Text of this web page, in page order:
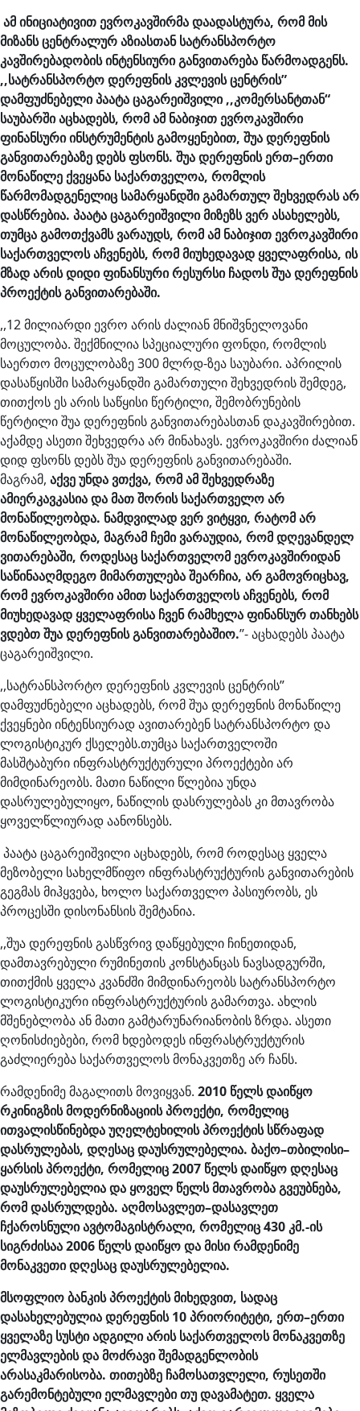
ამინიციატივითევროკავშირმადაადასტურა, რომმის
მიზანსცენტრალურაზიასთან სატრანსპორტო
კავშირებადობისინტენსიურიგანვითარება წარმოადგენს.
,,სატრანსპორტოდერეფნისკვლევისცენტრის”
დამფუძნებელიპაატაცაგარეიშვილი,,კომერსანტთან“
საუბარშიაცხადებს, რომამ ნაბიჯითევროკავშირი
ფინანსურიინსტრუმენტისგამოყენებით, შუადერეფნის
განვითარებაზედებსფსონს. შუადერეფნისერთ–ერთი
მონაწილექვეყანა საქართველოა, რომლის
წარმომადგენელიც სამარყანდშიგამართულშეხვედრასარ
დასწრებია. პაატაცაგარეიშვილიმიზეზსვერასახელებს,
თუმცაგამოთქვამსვარაუდს, რომამ ნაბიჯითევროკავშირი
საქართველოსაჩვენებს, რომმიუხედავადყველაფრისა, ის
მზადარისდიდიფინანსურირესურსი ჩადოსშუადერეფნის
პროექტისგანვითარებაში.
,,12 მილიარდი ევრო არის ძალიან მნიშვნელოვანი
მოცულობა. შექმნილია სპეციალური ფონდი, რომლის
საერთო მოცულობაზე 300 მლრდ-ზეა საუბარი. აპრილის
დასაწყისში სამარყანდში გამართული შეხვედრის შემდეგ,
თითქოს ეს არის საწყისი წერტილი, შემობრუნების
წერტილი შუა დერეფნის განვითარებასთან დაკავშირებით.
აქამდე ასეთი შეხვედრა არ მინახავს. ევროკავშირი ძალიან
დიდ ფსონს დებს შუა დერეფნის განვითარებაში.
მაგრამ, აქვეუნდავთქვა, რომამშეხვედრაზე
ამიერკავკასიადამათშორის საქართველოარ
მონაწილეობდა. ნამდვილადვერვიტყვი, რატომარ
მონაწილეობდა, მაგრამ ჩემივარაუდია, რომდღევანდელ
ვითარებაში, როდესაც საქართველომევროკავშირიდან
საწინააღმდეგომიმართულებაშეარჩია, არგამოვრიცხავ,
რომევროკავშირიამით საქართველოსაჩვენებს, რომ
მიუხედავადყველაფრისა ჩვენრამხელაფინანსურთანხებს
ვდებთშუადერეფნისგანვითარებაშიო.’’- აცხადებს პაატა
ცაგარეიშვილი.
,,სატრანსპორტო დერეფნის კვლევის ცენტრის”
დამფუძნებელი აცხადებს, რომ შუა დერეფნის მონაწილე
ქვეყნები ინტენსიურად ავითარებენ სატრანსპორტო და
ლოგისტიკურ ქსელებს.თუმცა საქართველოში
მასშტაბური ინფრასტრუქტურული პროექტები არ
მიმდინარეობს. მათი ნაწილი წლებია უნდა
დასრულებულიყო, ნაწილის დასრულებას კი მთავრობა
ყოველწლიურად აანონსებს.
პაატა ცაგარეიშვილი აცხადებს, რომ როდესაც ყველა
მეზობელი სახელმწიფო ინფრასტრუქტურის განვითარების
გეგმას მიჰყვება, ხოლო საქართველო პასიურობს, ეს
პროცესში დისონანსის შემტანია.
,,შუა დერეფნის გასწვრივ დაწყებული ჩინეთიდან,
დამთავრებული რუმინეთის კონსტანცას ნავსადგურში,
თითქმის ყველა კვანძში მიმდინარეობს სატრანსპორტო
ლოგისტიკური ინფრასტრუქტურის გამართვა. ახლის
მშენებლობა ან მათი გამტარუნარიანობის ზრდა. ასეთი
ღონისძიებები, რომ ხდებოდეს ინფრასტრუქტურის
გაძლიერება საქართველოს მონაკვეთზე არ ჩანს.
რამდენიმე მაგალითს მოვიყვან. 2010 წელსდაიწყო
რკინიგზისმოდერნიზაციისპროექტი, რომელიც
ითვალისწინებდაუღელტეხილისპროექტის სწრაფად
დასრულებას, დღესაცდაუსრულებელია. ბაქო–თბილისი–
ყარსისპროექტი, რომელიც2007 წელსდაიწყოდღესაც
დაუსრულებელიადაყოველ წელსმთავრობაგვეუბნება,
რომდასრულდება. აღმოსავლეთ–დასავლეთ
ჩქაროსნულიავტომაგისტრალი, რომელიც430კმ.-ის
სიგრძისაა2006 წელსდაიწყოდამისირამდენიმე
მონაკვეთიდღესაცდაუსრულებელია.
მსოფლიობანკისპროექტისმიხედვით, სადაც
დასახელებულიადერეფნის10პრიორიტეტი, ერთ–ერთი
ყველაზე სუსტიადგილიარის საქართველოსმონაკვეთზე
ელმავლებისდამოძრავიშემადგენლობის
არასაკმარისობა. თითებზე ჩამოსათვლელი, რუსეთში
გარემონტებულიელმავლებითუდავამატეთ. ყველა